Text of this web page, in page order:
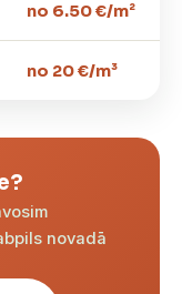
no 6.50 €/m²
no 20 €/m³
novadā